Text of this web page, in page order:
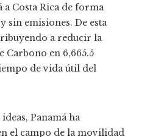
a Costa Rica de forma
sin emisiones. De esta
a reducir la
Carbono en 6,665.5
de vida útil del
Panamá ha
el campo de la movilidad